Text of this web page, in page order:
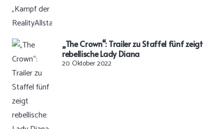
„The Crown“: Trailer zu Staffel fünf zeigt
rebellische Lady Diana
20. Oktober 2022